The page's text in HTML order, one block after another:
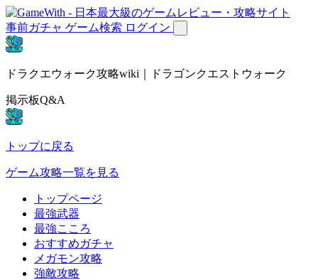
事前ガチャ ゲーム検索 ログイン
ドラクエウォーク攻略wiki｜ドラゴンクエストウォーク
掲示板Q&A
トップに戻る
ゲーム攻略一覧を見る
トップページ
最強武器
最強こころ
おすすめガチャ
メガモン攻略
強敵攻略